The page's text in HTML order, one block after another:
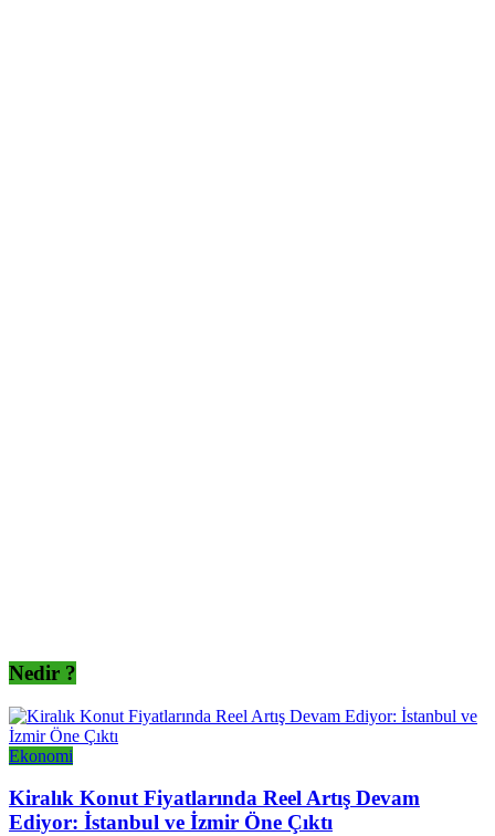
Nedir ?
Ekonomi
Kiralık Konut Fiyatlarında Reel Artış Devam
Ediyor: İstanbul ve İzmir Öne Çıktı